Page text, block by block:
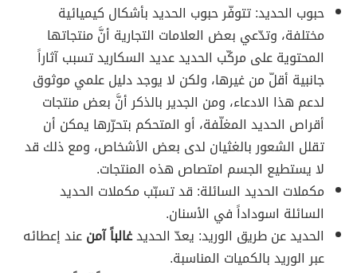
حبوب الحديد: تتوفّر حبوب الحديد بأشكال كيميائية
مختلفة، وتدّعي بعض العلامات التجارية أنَّ منتجاتها
المحتوية على مركّب الحديد عديد السكاريد تسبب آثاراً
جانبية أقلّ من غيرها، ولكن لا يوجد دليل علمي موثوق
لدعم هذا الادعاء، ومن الجدير بالذكر أنَّ بعض منتجات
أقراص الحديد المغلّفة، أو المتحكم بتحرّرها يمكن أن
تقلل الشعور بالغثيان لدى بعض الأشخاص، ومع ذلك قد
لا يستطيع الجسم امتصاص هذه المنتجات.
مكملات الحديد السائلة: قد تسبّب مكملات الحديد
السائلة اسوداداً في الأسنان.
الحديد عن طريق الوريد: يعدّ الحديدغالباً آمنعند إعطائه
عبر الوريد بالكميات المناسبة.